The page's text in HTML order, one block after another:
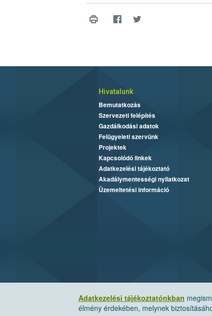
Adatkezelési tájékoztatónkban
élmény érdekében, melynek
Hivatalunk
Bemutatkozás
Szervezeti felépítés
Gazdálkodási adatok
Felügyeleti szervünk
Projektek
Kapcsolódó linkek
Adatkezelési tájékoztató
Akadálymentességi nyilatkozat
Üzemeltetési információ